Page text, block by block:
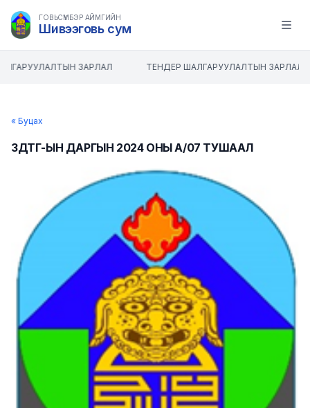
ГОВЬСҮМБЭР АЙМГИЙН
Шивээговь сум Open
ЗАРЛАЛ ТЕНДЕР ШАЛГАРУУЛАЛТЫН ЗАРЛАЛ
« Буцах
ЗДТГ-ЫН ДАРГЫН 2024 ОНЫ А/07 ТУШААЛ